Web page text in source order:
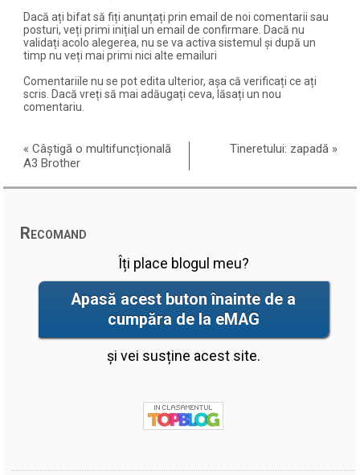
Dacă ați bifat să fiți anunțați prin email de noi comentarii sau
posturi, veți primi inițial un email de confirmare. Dacă nu
validați acolo alegerea, nu se va activa sistemul și după un
timp nu veți mai primi nici alte emailuri
Comentariile nu se pot edita ulterior, așa că verificați ce ați
scris. Dacă vreți să mai adăugați ceva, lăsați un nou
comentariu.
«Câștigă o multifuncțională
A3 Brother
Tineretului: zapadă »
Recomand
Îți place blogul meu?
Apasă acest buton înainte de a
cumpăra de la eMAG
și vei susține acest site.